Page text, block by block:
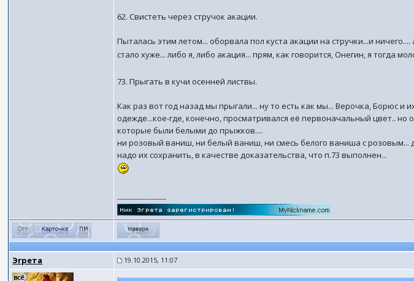
62. Свистеть через стручок акации.
Пыталась этим летом... оборвала пол куста акации на стручки...и
стало хуже... либо я, либо акация... прям, как говорится, Онегин, я тогда
73. Прыгать в кучи осенней листвы.
Как раз вот год назад мы прыгали... ну то есть как мы... Верочка, Борюс
одежде...кое-где, конечно, просматривался её первоначальный цвет..
которые были белыми до прыжков....
ни розовый ваниш, ни белый ваниш, ни смесь белого ваниша с розовым...
надо их сохранить, в качестве доказательства, что п.73 выполнен...
--------------------
Эгрета 19.10.2015, 11:07